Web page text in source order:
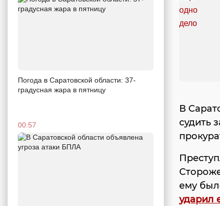
Погода в Саратовской области: 37-
градусная жара в пятницу
00:57
В
судить
ему
ударил